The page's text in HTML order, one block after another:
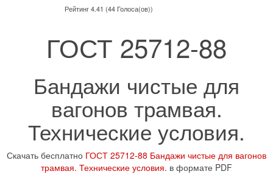
Рейтинг 4.41 (44 Голоса(ов))
ГОСТ 25712-88
Бандажи чистые для
вагонов трамвая.
Технические условия.
Скачать бесплатно ГОСТ 25712-88 Бандажи чистые для вагонов
трамвая. Технические условия. в формате PDF